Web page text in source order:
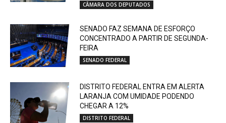
CÂMARA DOS DEPUTADOS
SENADO FAZ SEMANA DE ESFORÇO
CONCENTRADO A PARTIR DE SEGUNDA-
FEIRA
SENADO FEDERAL
DISTRITO FEDERAL ENTRA EM ALERTA
LARANJA COM UMIDADE PODENDO
CHEGAR A 12%
DISTRITO FEDERAL